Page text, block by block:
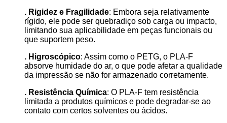
. Rigidez e Fragilidade: Embora seja relativamente
rígido, ele pode ser quebradiço sob carga ou impacto,
limitando sua aplicabilidade em peças funcionais ou
que suportem peso.
. Higroscópico: Assim como o PETG, o PLA-F
absorve humidade do ar, o que pode afetar a qualidade
da impressão se não for armazenado corretamente.
. Resistência Química: O PLA-F tem resistência
limitada a produtos químicos e pode degradar-se ao
contato com certos solventes ou ácidos.